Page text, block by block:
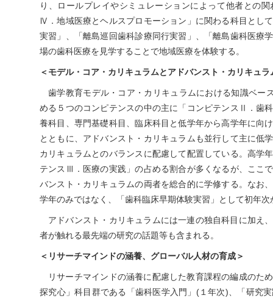
り、ロールプレイやシミュレーションによって他者との
Ⅳ．地域医療とヘルスプロモーション」に関わる科目とし
実習」、「離島巡回歯科診療同行実習」、「離島歯科医療
場の歯科医療を見学することで地域医療を体験する。
＜モデル・コア・カリキュラムとアドバンスト・カリキュ
歯学教育モデル・コア・カリキュラムにおける知識ベー
める５つのコンピテンスの中の主に「コンピテンスⅡ．歯
養科目、専門基礎科目、臨床科目と低学年から高学年に向
とともに、アドバンスト・カリキュラムも並行して主に低
カリキュラムとのバランスに配慮して配置している。高学
テンスⅢ．医療の実践」の占める割合が多くなるが、ここ
バンスト・カリキュラムの両者を総合的に学修する。なお
学年のみではなく、「歯科臨床早期体験実習」として初年
アドバンスト・カリキュラムには一連の独自科目に加え
者が触れる最先端の研究の話題等も含まれる。
＜リサーチマインドの涵養、グローバル人材の育成＞
リサーチマインドの涵養に配慮した教育課程の編成のた
探究心」科目群である「歯科医学入門」(１年次)、「研究